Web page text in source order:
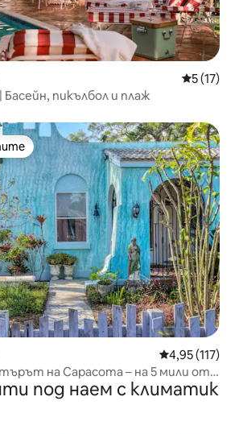
Средна
5 (17)
Басейн, пикълбол и плаж
на гостите
Средна
4,95 (117)
на Сарасота – на 5 мили от
под наем с климатик